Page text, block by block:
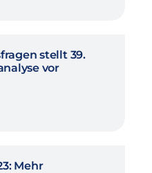
stellt 39.
vor
Mehr